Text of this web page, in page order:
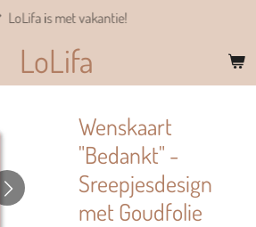
LoLifa
LoLifa is met vakantie!
Wenskaart
"Bedankt" -
Sreepjesdesign
met Goudfolie